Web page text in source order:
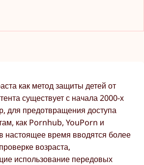
как метод защиты детей от
существует с начала 2000-х
для предотвращения доступа
как Pornhub, YouPorn и
настоящее время вводятся более
возраста,
использование передовых